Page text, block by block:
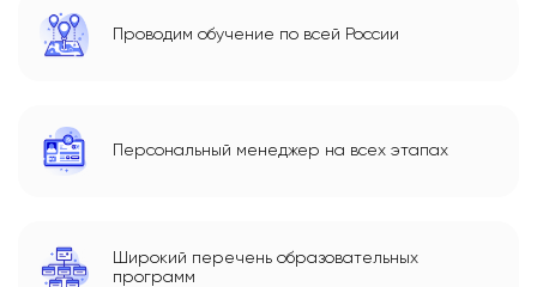
Проводим обучение по всей России
Персональный менеджер на всех этапах
Широкий перечень образовательных
программ